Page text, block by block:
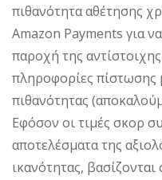
πιθανότητα αθέτησης
Amazon Payments για
παροχή της
πληροφορίες πίστωσης
πιθανότητας
Εφόσον οι τιμές σκορ
αποτελέσματα της
ικανότητας,